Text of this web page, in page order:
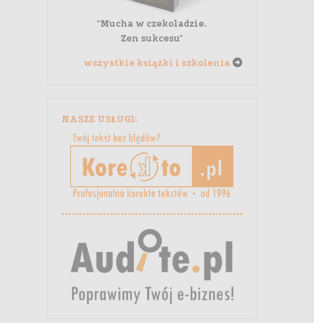
"Mucha w czekoladzie.
Zen sukcesu"
wszystkie książki i szkolenia
NASZE USŁUGI: